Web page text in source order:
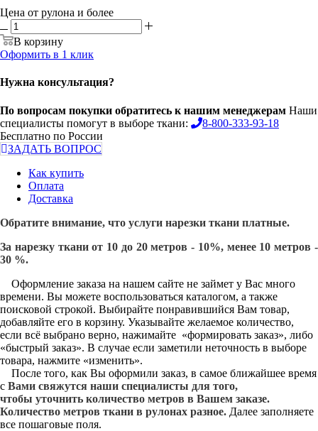
Цена от рулона и более
В корзину
Оформить в 1 клик
Нужна консультация?
По вопросам покупки обратитесь к нашим менеджерам Наши
специалисты помогут в выборе ткани:
8-800-333-93-18
Бесплатно по России
ЗАДАТЬ ВОПРОС
Как купить
Оплата
Доставка
Обратите внимание, что услуги нарезки ткани платные.
За нарезку ткани от 10 до 20 метров - 10%, менее 10 метров -
30 %.
Оформление заказа на нашем сайте не займет у Вас много
времени. Вы можете воспользоваться каталогом, а также
поисковой строкой. Выбирайте понравившийся Вам товар,
добавляйте его в корзину. Указывайте желаемое количество,
если всё выбрано верно, нажимайте «формировать заказ», либо
«быстрый заказ». В случае если заметили неточность в выборе
товара, нажмите «изменить».
После того, как Вы оформили заказ, в самое ближайшее время
с Вами свяжутся наши специалисты для того,
чтобы уточнить количество метров в Вашем заказе.
Количество метров ткани в рулонах разное. Далее заполняете
все пошаговые поля.